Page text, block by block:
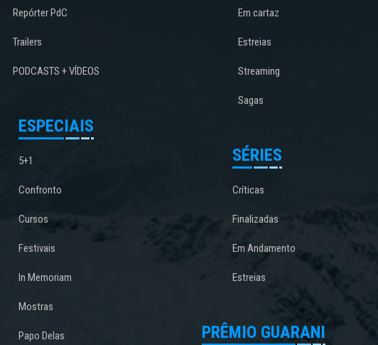
Repórter PdC
Trailers
PODCASTS + VÍDEOS
ESPECIAIS
5+1
Confronto
Cursos
Festivais
In Memoriam
Mostras
Papo Delas
Em cartaz
Estreias
Streaming
Sagas
SÉRIES
Críticas
Finalizadas
Em Andamento
Estreias
PRÊMIO GUARANI